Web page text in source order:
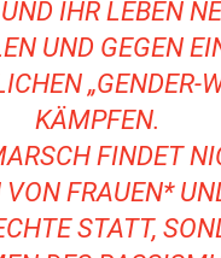
IHR LEBEN
UND GEGEN
„GENDER-
KÄMPFEN.
FINDET
FRAUEN*
STATT,